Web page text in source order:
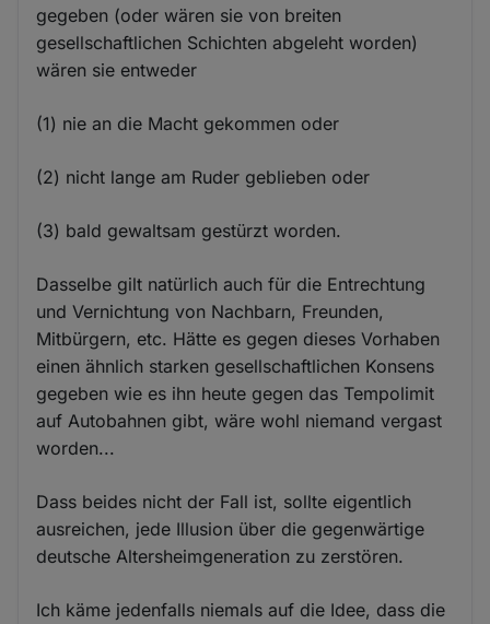
gegeben (oder wären sie von breiten
gesellschaftlichen Schichten abgeleht worden)
wären sie entweder
(1) nie an die Macht gekommen oder
(2) nicht lange am Ruder geblieben oder
(3) bald gewaltsam gestürzt worden.
Dasselbe gilt natürlich auch für die Entrechtung
und Vernichtung von Nachbarn, Freunden,
Mitbürgern, etc. Hätte es gegen dieses Vorhaben
einen ähnlich starken gesellschaftlichen Konsens
gegeben wie es ihn heute gegen das Tempolimit
auf Autobahnen gibt, wäre wohl niemand vergast
worden...
Dass beides nicht der Fall ist, sollte eigentlich
ausreichen, jede Illusion über die gegenwärtige
deutsche Altersheimgeneration zu zerstören.
Ich käme jedenfalls niemals auf die Idee, dass die